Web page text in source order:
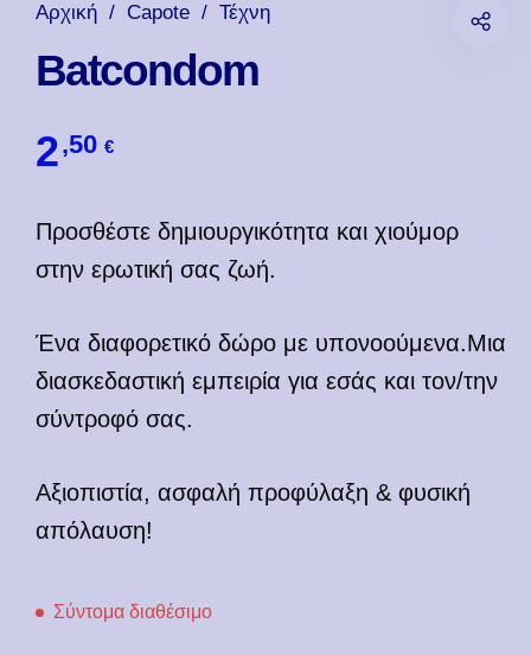
Αρχική / Capote / Τέχνη
Batcondom
2,50 €
Προσθέστε δημιουργικότητα και χιούμορ
στην ερωτική σας ζωή.
Ένα διαφορετικό δώρο με υπονοούμενα.Μια
διασκεδαστική εμπειρία για εσάς και τον/την
σύντροφό σας.
Αξιοπιστία, ασφαλή προφύλαξη & φυσική
απόλαυση!
Σύντομα διαθέσιμο